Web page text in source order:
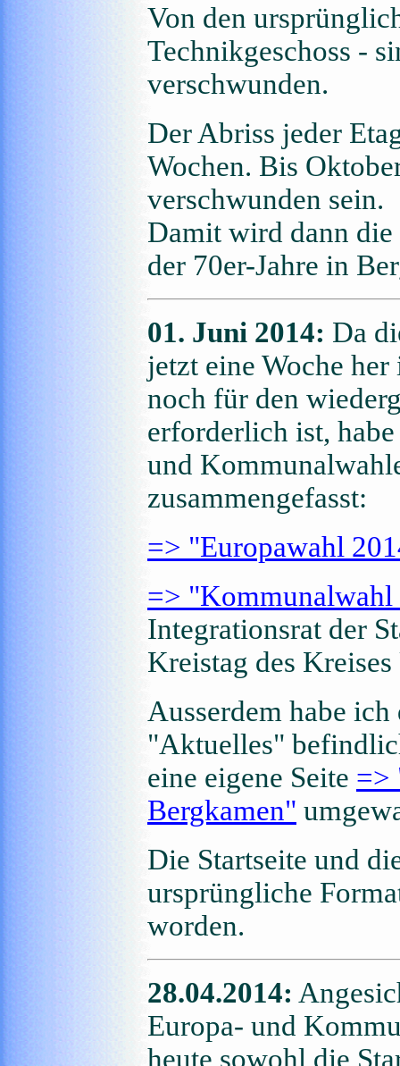
Von den
Technikgeschoss -
verschwunden.
Der Abriss jeder
Wochen. Bis
verschwunden sein.
Damit wird dann die
der 70er-Jahre in
01. Juni 2014: Da
jetzt eine Woche
noch für den
erforderlich ist,
und
zusammengefasst:
=> "Europawahl
=>
Integrationsrat der
Kreistag des
Ausserdem habe
"Aktuelles"
eine eigene Seite =>
Bergkamen"
Die Startseite und
ursprüngliche
worden.
28.04.2014:
Europa- und
heute sowohl die